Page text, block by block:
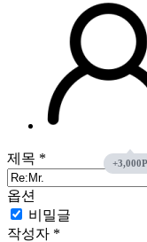
제목 *
옵션
비밀글
작성자 *